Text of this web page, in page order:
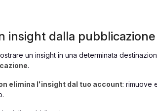
insight dalla pubblicazione
un insight in una determinata
.
elimina l'insight dal tuo account: rimuove